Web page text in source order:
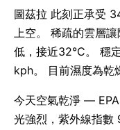
圖茲拉 此刻正承受
上空。 稀疏的雲層
低，接近32°C。 穩
kph。 目前濕度為乾
今天空氣乾淨 —
光強烈，紫外線指數